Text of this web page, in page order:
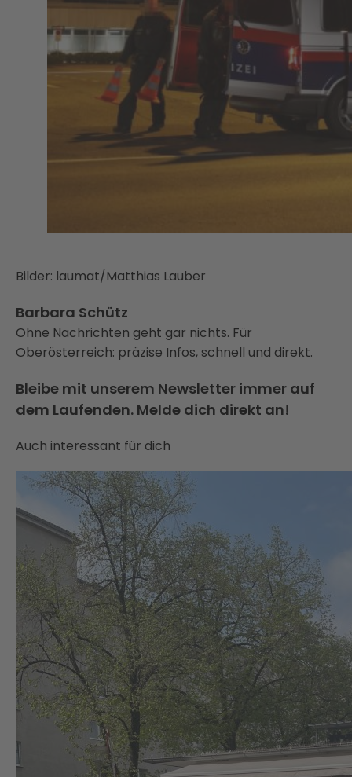
Bilder: laumat/Matthias Lauber
Barbara Schütz
Ohne Nachrichten geht gar nichts. Für
Oberösterreich: präzise Infos, schnell und direkt.
Bleibe mit unserem Newsletter immer auf
dem Laufenden. Melde dich direkt an!
Auch interessant für dich